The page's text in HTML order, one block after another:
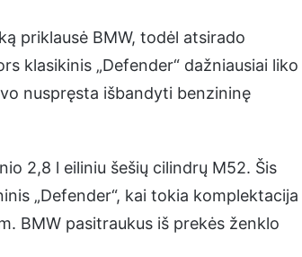
priklausė BMW, todėl atsirado
klasikinis „Defender“ dažniausiai liko
nuspręsta išbandyti benzininę
2,8 l eiliniu šešių cilindrų M52. Šis
„Defender“, kai tokia komplektacija
BMW pasitraukus iš prekės ženklo